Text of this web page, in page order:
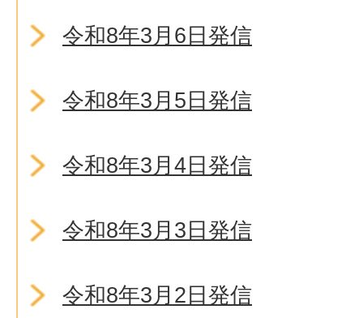
令和8年3月6日発信
令和8年3月5日発信
令和8年3月4日発信
令和8年3月3日発信
令和8年3月2日発信